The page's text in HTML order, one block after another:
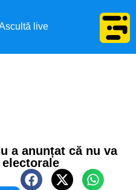
live
a anunțat că nu va